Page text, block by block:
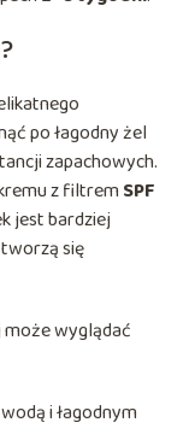
po łagodny żel
zapachowych.
z filtremSPF
jest bardziej
się
wyglądać
i łagodnym